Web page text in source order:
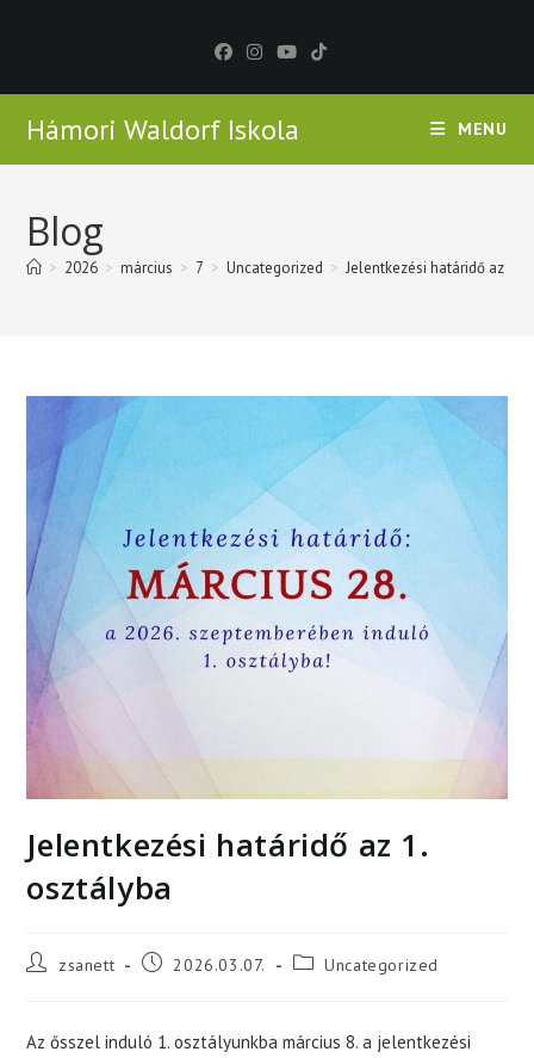
Hámori Waldorf Iskola MENU
Blog
> 2026 > március > 7 > Uncategorized > Jelentkezési határidő az 1.
Jelentkezési határidő az 1.
osztályba
Post zsanett
Post 2026.03.07.
PostUncategorized
Az ősszel induló 1. osztályunkba március 8. a jelentkezési